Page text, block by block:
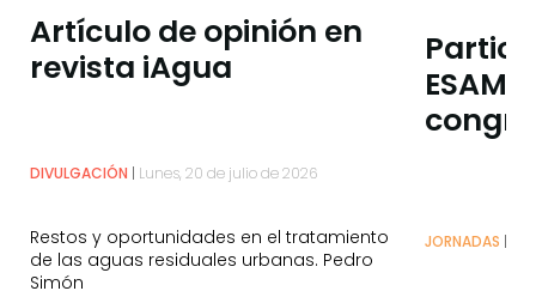
Artículo de opinión en
revista iAgua
DIVULGACIÓN Lunes, 20 de julio de 2026
Restos y oportunidades en el tratamiento
de las aguas residuales urbanas. Pedro
Simón
JORNADAS